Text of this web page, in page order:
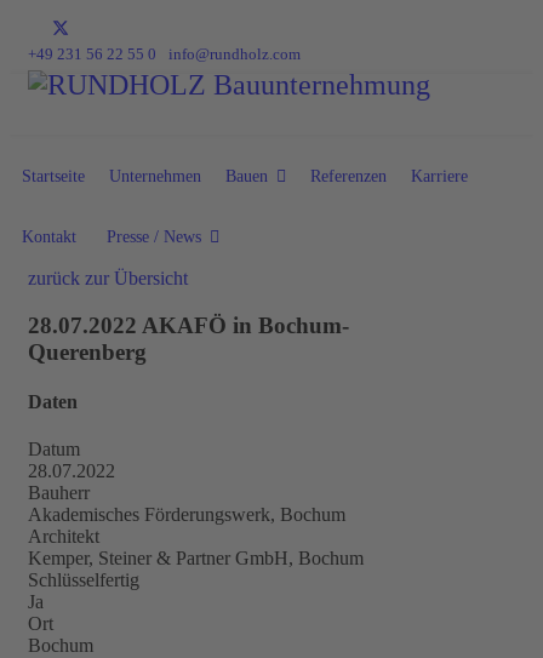
+49 231 56 22 55 0 info@rundholz.com
Startseite Unternehmen Bauen Referenzen Karriere
Kontakt Presse / News
zurück zur Übersicht
28.07.2022 AKAFÖ in Bochum-
Querenberg
Daten
Datum
28.07.2022
Bauherr
Akademisches Förderungswerk, Bochum
Architekt
Kemper, Steiner & Partner GmbH, Bochum
Schlüsselfertig
Ja
Ort
Bochum